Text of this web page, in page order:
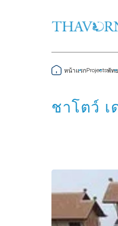
หน้าแรกProjectsพัท
ชาโตว์